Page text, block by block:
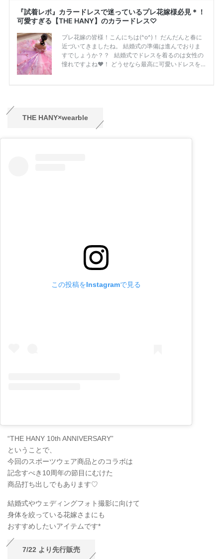
THE HANY×wearble
この投稿をInstagramで見る
“THE HANY 10th ANNIVERSARY”
ということで、
今回のスポーツウェア商品とのコラボは
記念すべき10周年の節目にむけた
商品打ち出しでもあります♡
結婚式やウェディングフォト撮影に向けて
身体を絞っている花嫁さまにも
おすすめしたいアイテムです*
7/22 より先行販売